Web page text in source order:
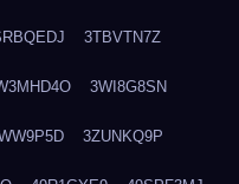
3TBVTN7Z
3WI8G8SN
3ZUNKQ9P